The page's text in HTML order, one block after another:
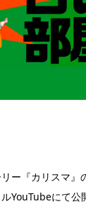
ー『カリスマ』
YouTubeにて公